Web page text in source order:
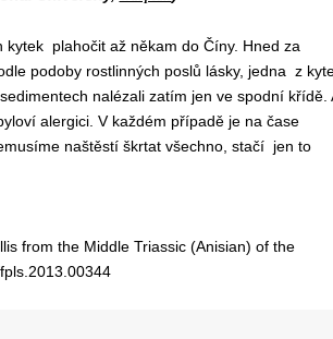
plahočit až někam do Číny. Hned za
podoby rostlinných poslů lásky, jedna z
nalézali zatím jen ve spodní křídě.
alergici. V každém případě je na čase
naštěstí škrtat všechno, stačí jen to
from the Middle Triassic (Anisian) of the